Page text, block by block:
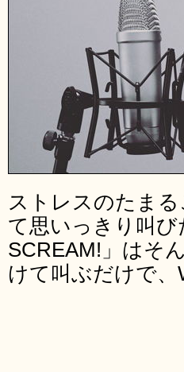
ストレスのたま
て思いっきり叫
SCREAM!」はそ
けて叫ぶだけで